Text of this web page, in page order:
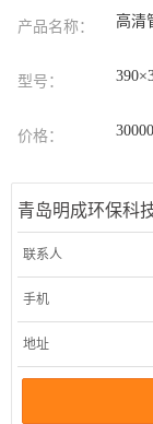
产品名称： 高清
型号：
价格： 30000
青岛明成环保科
联系人
手机
地址